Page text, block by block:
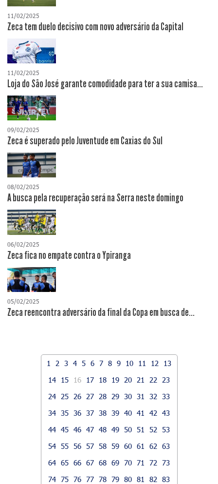
11/02/2025
Zeca tem duelo decisivo com novo adversário da Capital
11/02/2025
Loja do São José garante comodidade para ter a sua camisa...
09/02/2025
Zeca é superado pelo Juventude em Caxias do Sul
08/02/2025
A busca pela recuperação será na Serra neste domingo
06/02/2025
Zeca fica no empate contra o Ypiranga
05/02/2025
Zeca reencontra adversário da final da Copa em busca de...
1 2 3 4 5 6 7 8 9 10 11 12
13
14
15 16 17 18 19 20 21 22
23
24
25 26 27 28 29 30 31 32
33
34 35 36 37 38 39 40 41 42
43
44 45 46 47 48 49 50 51 52
53
54 55 56 57 58 59 60 61 62
63
64 65 66 67 68 69 70 71 72
73
74 75 76 77 78 79 80 81 82
83